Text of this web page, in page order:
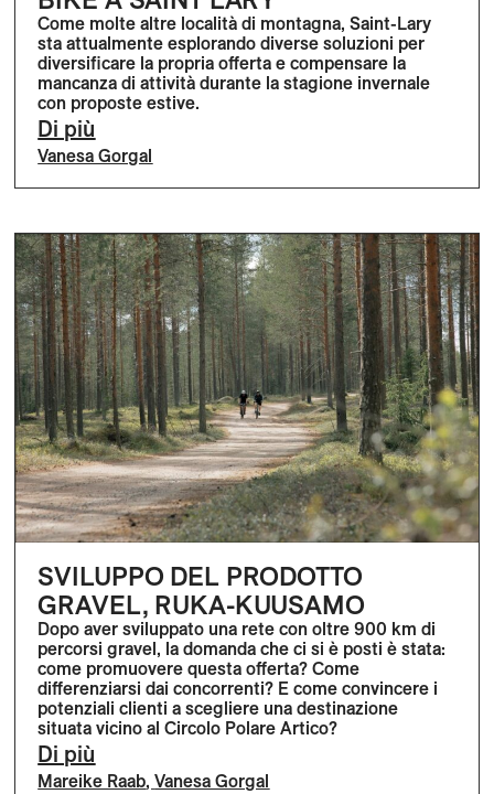
Come molte altre località di montagna, Saint-Lary
sta attualmente esplorando diverse soluzioni per
diversificare la propria offerta e compensare la
mancanza di attività durante la stagione invernale
con proposte estive.
Di più
Vanesa Gorgal
SVILUPPO DEL PRODOTTO
GRAVEL, RUKA-KUUSAMO
Dopo aver sviluppato una rete con oltre 900 km di
percorsi gravel, la domanda che ci si è posti è stata:
come promuovere questa offerta? Come
differenziarsi dai concorrenti? E come convincere i
potenziali clienti a scegliere una destinazione
situata vicino al Circolo Polare Artico?
Di più
Mareike Raab,Vanesa Gorgal